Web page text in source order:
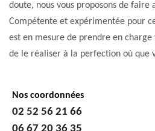
doute, nous vous proposons de faire
Compétente et expérimentée pour
est en mesure de prendre en
de le réaliser à la perfection où que
Nos coordonnées
02 52 56 21 66